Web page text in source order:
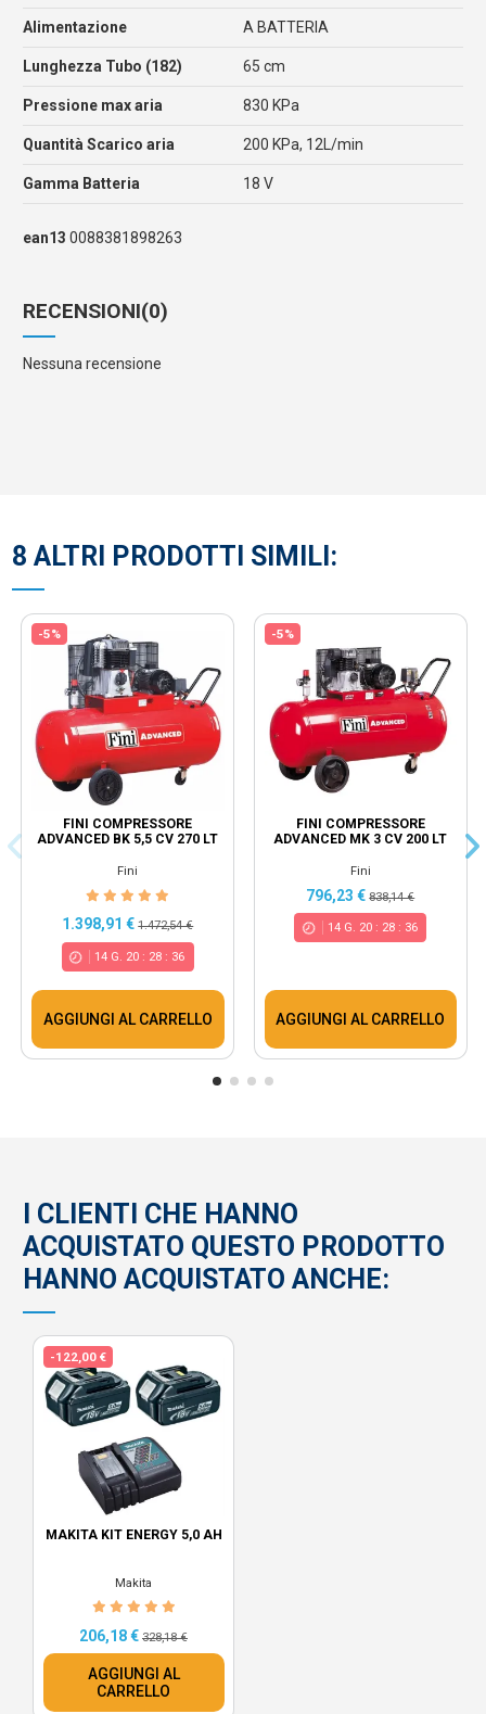
Alimentazione A BATTERIA
Lunghezza Tubo (182) 65 cm
Pressione max aria 830 KPa
Quantità Scarico aria 200 KPa, 12L/min
Gamma Batteria 18 V
ean13 0088381898263
RECENSIONI(0)
Nessuna recensione
8 ALTRI PRODOTTI SIMILI:
-5%
FINI COMPRESSORE
ADVANCED BK 5,5 CV 270 LT
Fini
1.398,91 €1.472,54 €
14 G. 20 : 28 : 35
AGGIUNGI AL CARRELLO
-5%
FINI COMPRESSORE
ADVANCED MK 3 CV 200 LT
Fini
796,23 €838,14 €
14G. 20: 28: 35
AGGIUNGI AL CARRELLO
I CLIENTI CHE HANNO
ACQUISTATO QUESTO PRODOTTO
HANNO ACQUISTATO ANCHE:
-122,00 €
MAKITA KIT ENERGY 5,0 AH
Makita
206,18 € 328,18 €
AGGIUNGI AL
CARRELLO